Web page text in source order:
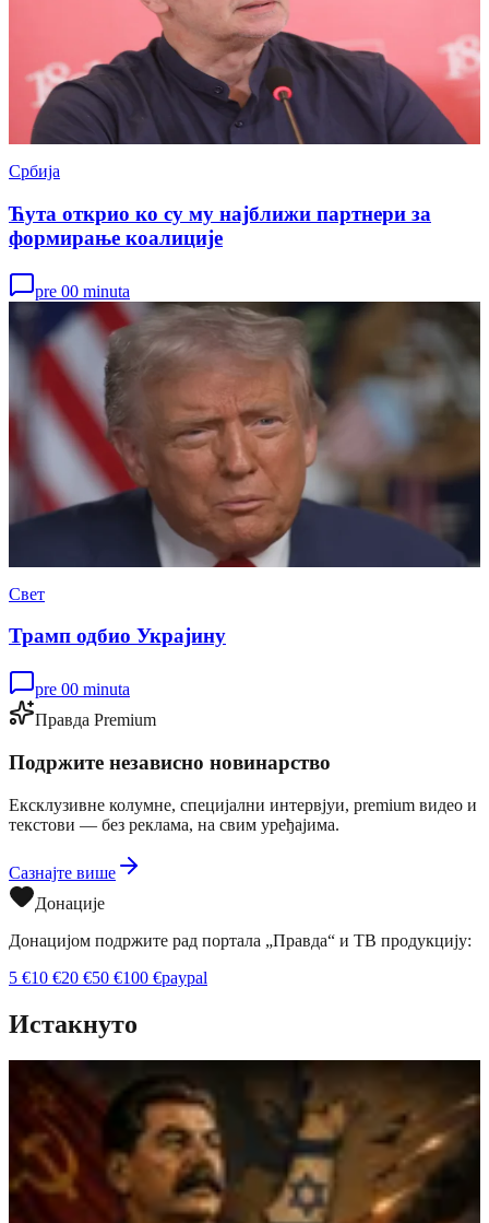
Србија
Ћута открио ко су му најближи партнери за
формирање коалиције
pre 00 minuta
Свет
Трамп одбио Украјину
pre 00 minuta
Правда Premium
Подржите независно новинарство
Ексклузивне колумне, специјални интервјуи, premium видео и
текстови — без реклама, на свим уређајима.
Сазнајте више
Донације
Донацијом подржите рад портала „Правда“ и ТВ продукцију:
5 €10 €20 €50 €100 €paypal
Истакнуто